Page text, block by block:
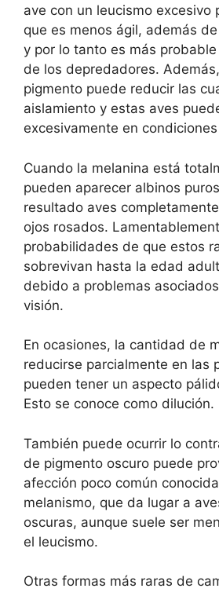
ave con un leucismo excesivo
que es menos ágil, además
y por lo tanto es más
de los depredadores.
pigmento puede reducir las
aislamiento y estas aves
excesivamente en
Cuando la melanina está
pueden aparecer albinos
resultado aves
ojos rosados.
probabilidades de que estos
sobrevivan hasta la edad
debido a problemas
visión.
En ocasiones, la cantidad de
reducirse parcialmente en las
pueden tener un aspecto
Esto se conoce como dilución.
También puede ocurrir lo
de pigmento oscuro puede
afección poco común
melanismo, que da lugar a
oscuras, aunque suele ser
el leucismo.
Otras formas más raras de